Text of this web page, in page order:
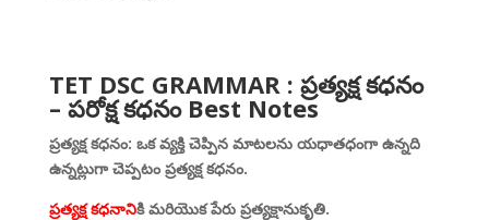
TET DSC GRAMMAR : ప్రత్యక్ష కధనం
– పరోక్ష కధనం Best Notes
ప్రత్యక్ష కధనం: ఒక వ్యక్తి చెప్పిన మాటలను యధాతధంగా ఉన్నది
ఉన్నట్లుగా చెప్పటం ప్రత్యక్ష కధనం.
ప్రత్యక్ష కధనానికి మరియొక పేరు ప్రత్యక్షానుకృతి.